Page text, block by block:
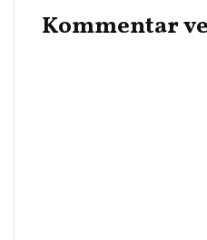
Kommentar